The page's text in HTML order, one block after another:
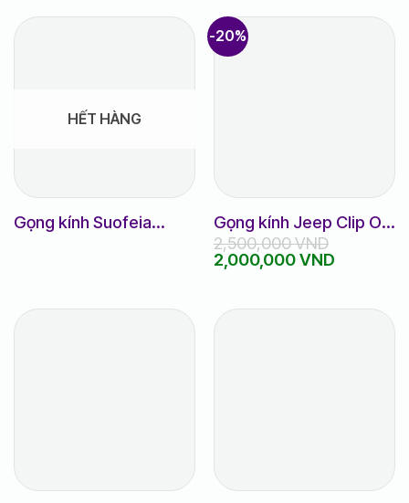
HẾT HÀNG
Gọng kính Suofeia
-20%
Gọng kính Jeep Clip On
râm cận
2,500,000VND
Giá
gốc
2,500,000 VND.
2,000,000VNDGiá
là: